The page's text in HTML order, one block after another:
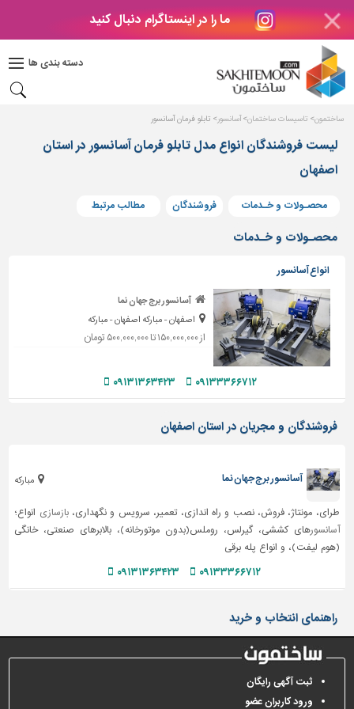
ما را در اینستاگرام دنبال کنید
دسته بندی ها
دکوراسیون
بتن
های
بتنی
درب
پنجره
مصالح
نرده
و
حفاظ
دیوارپوش،
سرویس
ابزار،یراق
ماشین
آلات
برقی،روشنایی،ایمنی
محوطه
سازی
و
نما
ساخت
و
ساز
ساختمون تاسیسات ساختمان آسانسور تابلو فرمان آسانسور
لیست فروشندگان انواع مدل تابلو فرمان آسانسور در استان
اصفهان
محصـولات و خـدمات فروشندگان مطالب مرتبط
محصـولات و خـدمات
انواع آسانسور
آسانسور برج جهان نما
اصفهان - مبارکه اصفهان - مبارکه
از ۱۵۰,۰۰۰,۰۰۰ تا ۵۰۰,۰۰۰,۰۰۰ تومان
۰۹۱۳۳۳۶۶۷۱۲ ۰۹۱۳۱۳۶۳۴۲۳
فروشندگان و مجریان در استان اصفهان
مبارکه آسانسور برج جهان نما
طرای، مونتاژ، فروش، نصب و راه اندازی، تعمیر، سرویس و نگهداری،بازسازی انواع؛
آسانسورهای کششی، گیرلس، روملس(بدون موتورخانه)، بالابرهای صنعتی، خانگی
(هوم لیفت)، و انواع پله برقی
۰۹۱۳۳۳۶۶۷۱۲ ۰۹۱۳۱۳۶۳۴۲۳
راهنمای انتخاب و خرید
ثبت آگهی رایگان
ورود کاربران عضو